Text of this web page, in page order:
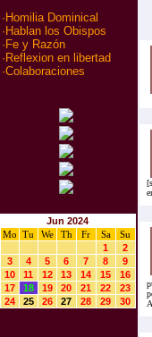
· Homilia Dominical
· Hablan los Obispos
· Fe y Razón
· Reflexion en libertad
·Colaboraciones
Jun 2024
Mo
Tu We Th Fr Sa
Su
1
2
3
4 5 6 7 8
9
10
11 12 13 14 15
16
17
18 19 20 21 22
23
24
25 26 27 28 29 30